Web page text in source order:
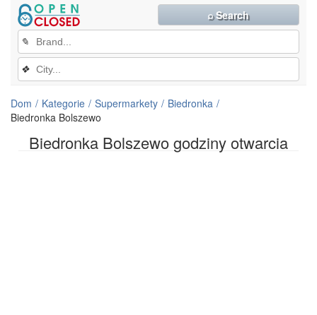
Biedronka Bolszewo godziny otwarcia
✎
❖
⌕ Search
Dom Kategorie Supermarkety
Biedronka
Biedronka Bolszewo